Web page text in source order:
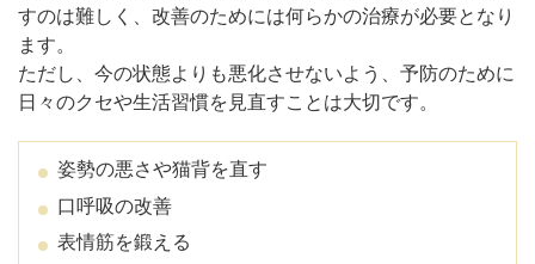
すのは難しく、改善のためには何らかの治療が必要となり
ます。
ただし、今の状態よりも悪化させないよう、予防のために
日々のクセや生活習慣を見直すことは大切です。
姿勢の悪さや猫背を直す
口呼吸の改善
表情筋を鍛える